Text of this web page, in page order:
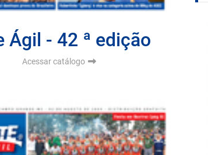
Ágil - 42 ª edição
Acessar catálogo